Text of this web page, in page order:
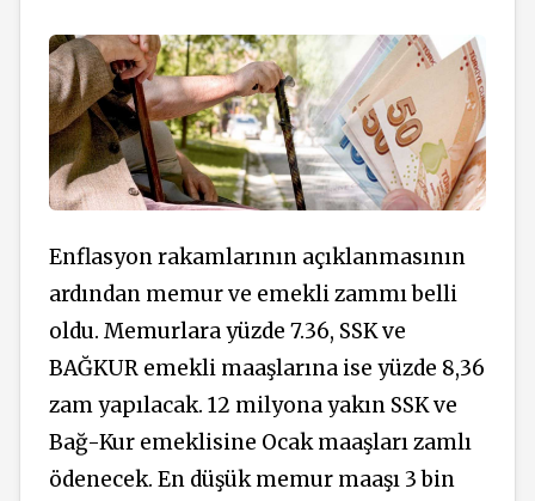
Enflasyon rakamlarının açıklanmasının
ardından memur ve emekli zammı belli
oldu. Memurlara yüzde 7.36, SSK ve
BAĞKUR emekli maaşlarına ise yüzde 8,36
zam yapılacak. 12 milyona yakın SSK ve
Bağ-Kur emeklisine Ocak maaşları zamlı
ödenecek. En düşük memur maaşı 3 bin